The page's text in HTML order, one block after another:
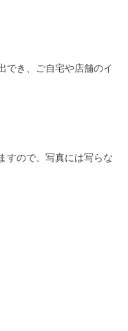
でき、ご自宅や店舗のイ
すので、写真には写らな